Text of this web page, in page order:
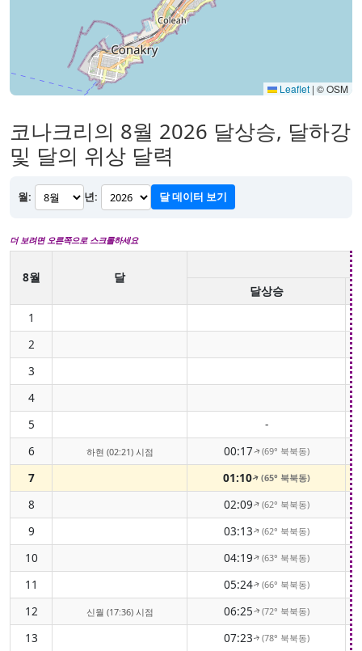
Leaflet | © OSM
코나크리의 8월 2026 달상승, 달하강
및 달의 위상 달력
월: 년: 달 데이터 보기
더 보려면 오른쪽으로 스크롤하세요
8월
달
달상승
1
2
3
4
5
-
6
하현 (02:21) 시점 00:17↑(69° 북북동)
7 01:10↑(65° 북북동)
8 02:09↑(62° 북북동)
9 03:13↑(62° 북북동)
10 04:19↑(63° 북북동)
11 05:24↑(66° 북북동)
12 신월 (17:36) 시점 06:25↑(72° 북북동)
13 07:23↑(78° 북북동)